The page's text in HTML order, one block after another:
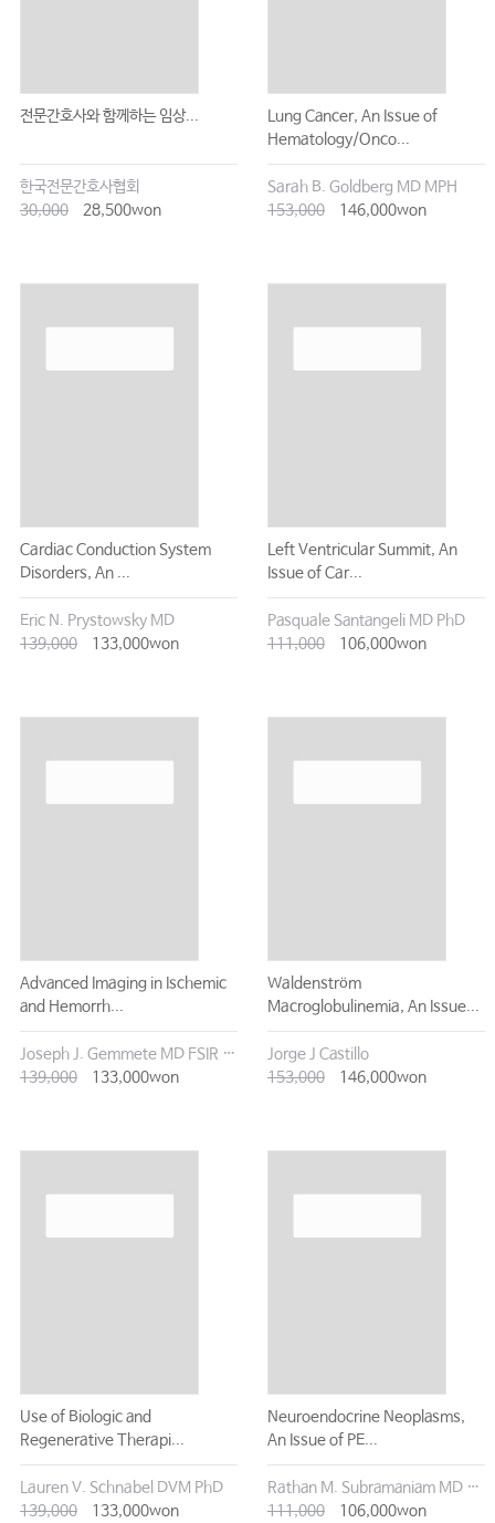
전문간호사와 함께하는 임상...
한국전문간호사협회
30,000
28,500won
Lung Cancer, An Issue of
Hematology/Onco...
Sarah B. Goldberg MD MPH
153,000
146,000won
Cardiac Conduction System
Disorders, An ...
Eric N. Prystowsky MD
139,000
133,000won
Left Ventricular Summit, An
Issue of Car...
Pasquale Santangeli MD PhD
111,000
106,000won
Advanced Imaging in Ischemic
and Hemorrh...
Joseph J. Gemmete MD FSIR FACR FCIRSE FAHA
139,000
133,000won
Waldenström
Macroglobulinemia, An Issue...
Jorge J Castillo
153,000
146,000won
Use of Biologic and
Regenerative Therapi...
Lauren V. Schnabel DVM PhD
139,000
133,000won
Neuroendocrine Neoplasms,
An Issue of PE...
Rathan M. Subramaniam MD PhD MPH MClinEd FRANZCR MRSNZ
111,000
106,000won